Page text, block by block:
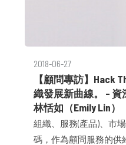
2018-06-27
【顧問專訪】Hack
織發展新曲線。 –
林恬如（Emily Lin）
組織、服務(產品)、市
碼，作為顧問服務的供